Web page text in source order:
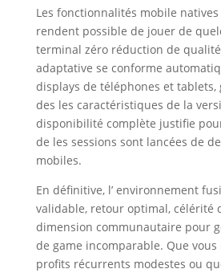
Les fonctionnalités mobile
rendent possible de jouer de
terminal zéro réduction de qualité.
adaptative se conforme
displays de téléphones et tablets,
des les caractéristiques de la
disponibilité complète justifie
de les sessions sont lancées de
mobiles.
En définitive, l’ environnement
validable, retour optimal, célérité
dimension communautaire pour
de game incomparable. Que
profits récurrents modestes ou